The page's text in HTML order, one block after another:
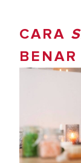
CARA
BENAR